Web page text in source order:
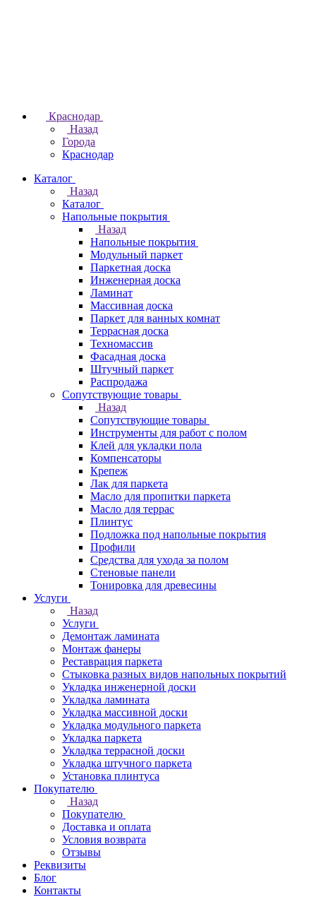
Краснодар
Назад
Города
Краснодар
Каталог
Назад
Каталог
Напольные покрытия
Назад
Напольные покрытия
Модульный паркет
Паркетная доска
Инженерная доска
Ламинат
Массивная доска
Паркет для ванных комнат
Террасная доска
Техномассив
Фасадная доска
Штучный паркет
Распродажа
Сопутствующие товары
Назад
Сопутствующие товары
Инструменты для работ с полом
Клей для укладки пола
Компенсаторы
Крепеж
Лак для паркета
Масло для пропитки паркета
Масло для террас
Плинтус
Подложка под напольные покрытия
Профили
Средства для ухода за полом
Стеновые панели
Тонировка для древесины
Услуги
Назад
Услуги
Демонтаж ламината
Монтаж фанеры
Реставрация паркета
Стыковка разных видов напольных покрытий
Укладка инженерной доски
Укладка ламината
Укладка массивной доски
Укладка модульного паркета
Укладка паркета
Укладка террасной доски
Укладка штучного паркета
Установка плинтуса
Покупателю
Назад
Покупателю
Доставка и оплата
Условия возврата
Отзывы
Реквизиты
Блог
Контакты